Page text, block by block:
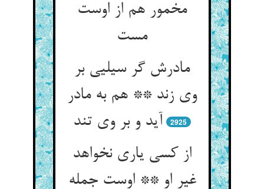
مخمور هم از اوست
مست
مادرش گر سیلیی بر
وی زند ** هم به مادر
آید و بر وی تند
2925
از کسی یاری نخواهد
غیر او ** اوست جمله